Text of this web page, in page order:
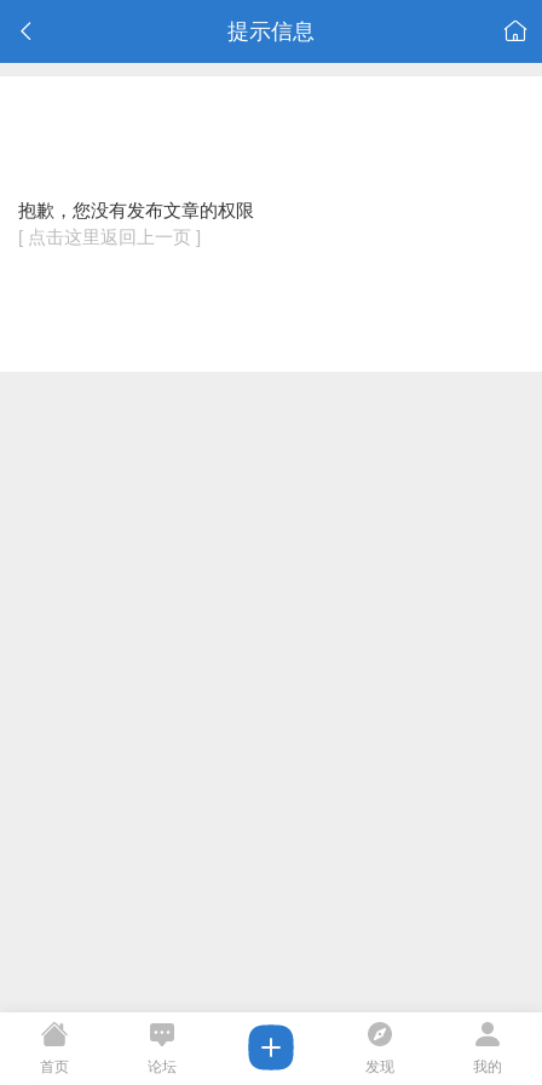
提示信息
抱歉，您没有发布文章的权限
[ 点击这里返回上一页 ]
首页 论坛 发现 我的